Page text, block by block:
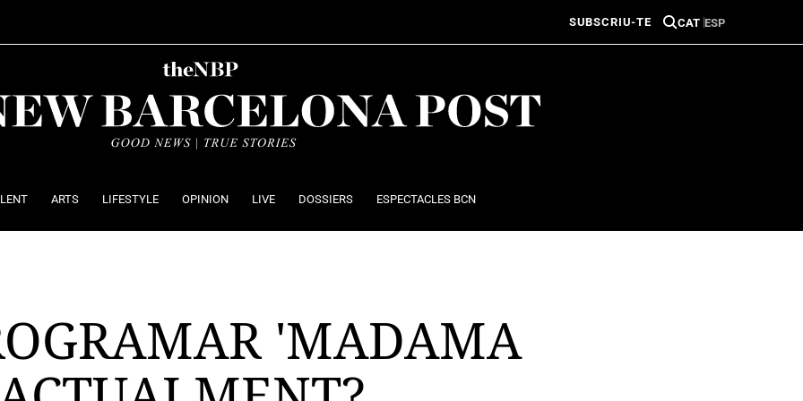
SUBSCRIU-TE CAT ESP
ARTS LIFESTYLE OPINION LIVE DOSSIERS ESPECTACLES BCN
'MADAMA